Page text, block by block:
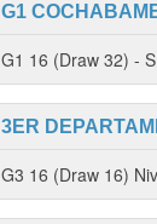
G1
G1 16 (Draw 32) -
3ER
G3 16 (Draw 16)